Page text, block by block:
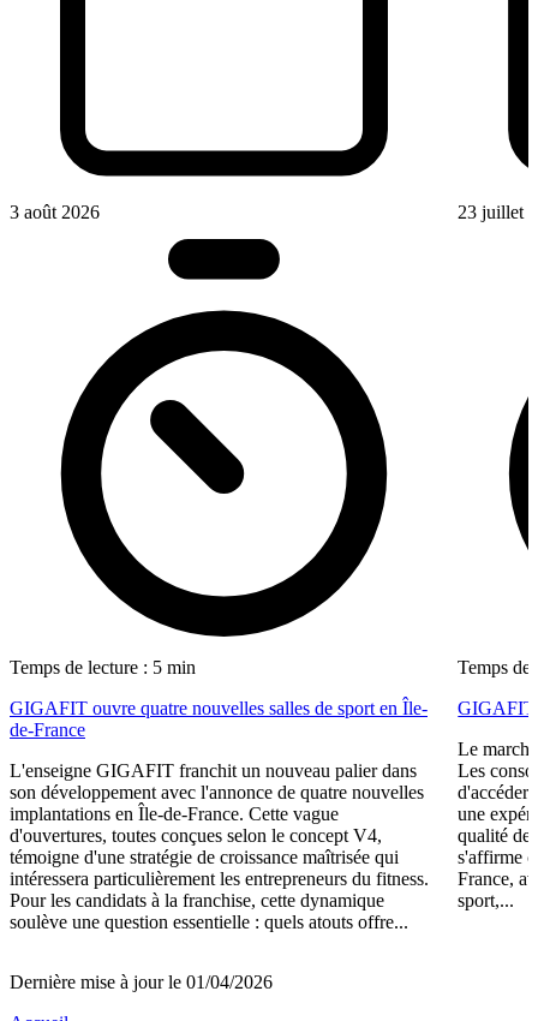
3 août 2026
Temps de lecture : 5 min
GIGAFIT ouvre quatre nouvelles salles de sport en Île-
de-France
L'enseigne GIGAFIT franchit un nouveau palier dans
son développement avec l'annonce de quatre nouvelles
implantations en Île-de-France. Cette vague
d'ouvertures, toutes conçues selon le concept V4,
témoigne d'une stratégie de croissance maîtrisée qui
intéressera particulièrement les entrepreneurs du fitness.
Pour les candidats à la franchise, cette dynamique
soulève une question essentielle : quels atouts offre...
23 juillet
Temps de
GIGAFIT
Le
Les
d'accéder
une
qualité
s'affirme
France,
sport,...
Dernière mise à jour le 01/04/2026